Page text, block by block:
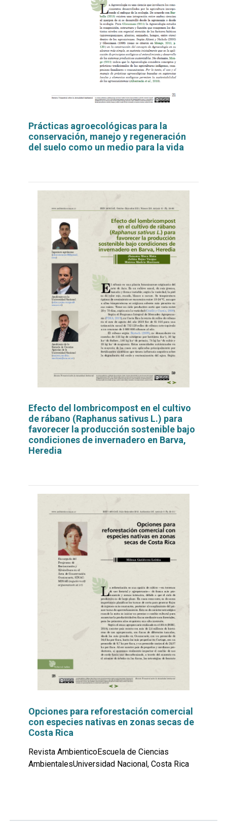
Prácticas agroecológicas para la
conservación, manejo y regeneración
del suelo como un medio para la vida
Efecto del lombricompost en el cultivo
de rábano (Raphanus sativus L.) para
favorecer la producción sostenible bajo
condiciones de invernadero en Barva,
Heredia
Opciones para reforestación comercial
con especies nativas en zonas secas de
Costa Rica
Revista AmbienticoEscuela de Ciencias
AmbientalesUniversidad Nacional, Costa Rica